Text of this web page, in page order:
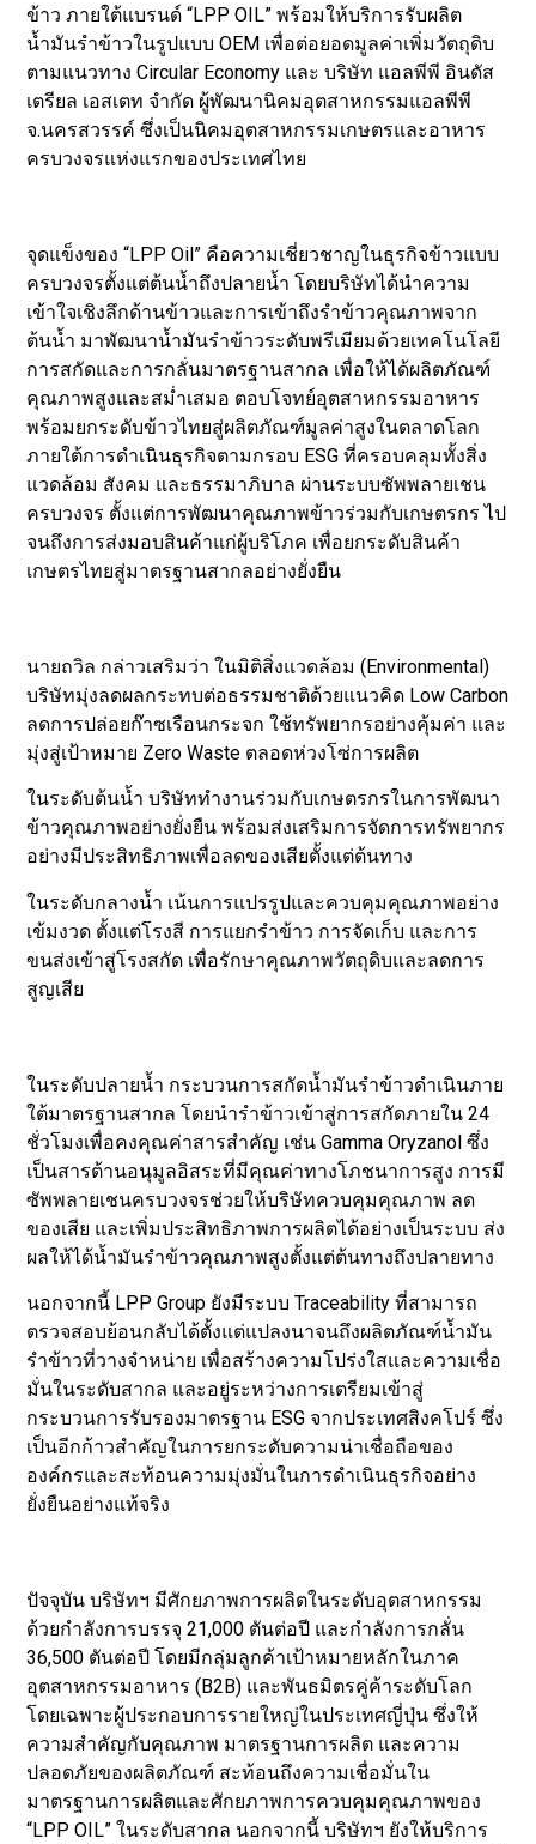
ข้าว ภายใต้แบรนด์ “LPP OIL” พร้อมให้บริการรับผลิต
น้ำมันรำข้าวในรูปแบบ OEM เพื่อต่อยอดมูลค่าเพิ่มวัตถุดิบ
ตามแนวทาง Circular Economy และ บริษัท แอลพีพี อินดัส
เตรียล เอสเตท จำกัด ผู้พัฒนานิคมอุตสาหกรรมแอลพีพี
จ.นครสวรรค์ ซึ่งเป็นนิคมอุตสาหกรรมเกษตรและอาหาร
ครบวงจรแห่งแรกของประเทศไทย
จุดแข็งของ “LPP Oil” คือความเชี่ยวชาญในธุรกิจข้าวแบบ
ครบวงจรตั้งแต่ต้นน้ำถึงปลายน้ำ โดยบริษัทได้นำความ
เข้าใจเชิงลึกด้านข้าวและการเข้าถึงรำข้าวคุณภาพจาก
ต้นน้ำ มาพัฒนาน้ำมันรำข้าวระดับพรีเมียมด้วยเทคโนโลยี
การสกัดและการกลั่นมาตรฐานสากล เพื่อให้ได้ผลิตภัณฑ์
คุณภาพสูงและสม่ำเสมอ ตอบโจทย์อุตสาหกรรมอาหาร
พร้อมยกระดับข้าวไทยสู่ผลิตภัณฑ์มูลค่าสูงในตลาดโลก
ภายใต้การดำเนินธุรกิจตามกรอบ ESG ที่ครอบคลุมทั้งสิ่ง
แวดล้อม สังคม และธรรมาภิบาล ผ่านระบบซัพพลายเชน
ครบวงจร ตั้งแต่การพัฒนาคุณภาพข้าวร่วมกับเกษตรกร ไป
จนถึงการส่งมอบสินค้าแก่ผู้บริโภค เพื่อยกระดับสินค้า
เกษตรไทยสู่มาตรฐานสากลอย่างยั่งยืน
นายถวิล กล่าวเสริมว่า ในมิติสิ่งแวดล้อม (Environmental)
บริษัทมุ่งลดผลกระทบต่อธรรมชาติด้วยแนวคิด Low Carbon
ลดการปล่อยก๊าซเรือนกระจก ใช้ทรัพยากรอย่างคุ้มค่า และ
มุ่งสู่เป้าหมาย Zero Waste ตลอดห่วงโซ่การผลิต
ในระดับต้นน้ำ บริษัททำงานร่วมกับเกษตรกรในการพัฒนา
ข้าวคุณภาพอย่างยั่งยืน พร้อมส่งเสริมการจัดการทรัพยากร
อย่างมีประสิทธิภาพเพื่อลดของเสียตั้งแต่ต้นทาง
ในระดับกลางน้ำ เน้นการแปรรูปและควบคุมคุณภาพอย่าง
เข้มงวด ตั้งแต่โรงสี การแยกรำข้าว การจัดเก็บ และการ
ขนส่งเข้าสู่โรงสกัด เพื่อรักษาคุณภาพวัตถุดิบและลดการ
สูญเสีย
ในระดับปลายน้ำ กระบวนการสกัดน้ำมันรำข้าวดำเนินภาย
ใต้มาตรฐานสากล โดยนำรำข้าวเข้าสู่การสกัดภายใน 24
ชั่วโมงเพื่อคงคุณค่าสารสำคัญ เช่น Gamma Oryzanol ซึ่ง
เป็นสารต้านอนุมูลอิสระที่มีคุณค่าทางโภชนาการสูง การมี
ซัพพลายเชนครบวงจรช่วยให้บริษัทควบคุมคุณภาพ ลด
ของเสีย และเพิ่มประสิทธิภาพการผลิตได้อย่างเป็นระบบ ส่ง
ผลให้ได้น้ำมันรำข้าวคุณภาพสูงตั้งแต่ต้นทางถึงปลายทาง
นอกจากนี้ LPP Group ยังมีระบบ Traceability ที่สามารถ
ตรวจสอบย้อนกลับได้ตั้งแต่แปลงนาจนถึงผลิตภัณฑ์น้ำมัน
รำข้าวที่วางจำหน่าย เพื่อสร้างความโปร่งใสและความเชื่อ
มั่นในระดับสากล และอยู่ระหว่างการเตรียมเข้าสู่
กระบวนการรับรองมาตรฐาน ESG จากประเทศสิงคโปร์ ซึ่ง
เป็นอีกก้าวสำคัญในการยกระดับความน่าเชื่อถือของ
องค์กรและสะท้อนความมุ่งมั่นในการดำเนินธุรกิจอย่าง
ยั่งยืนอย่างแท้จริง
ปัจจุบัน บริษัทฯ มีศักยภาพการผลิตในระดับอุตสาหกรรม
ด้วยกำลังการบรรจุ 21,000 ตันต่อปี และกำลังการกลั่น
36,500 ตันต่อปี โดยมีกลุ่มลูกค้าเป้าหมายหลักในภาค
อุตสาหกรรมอาหาร (B2B) และพันธมิตรคู่ค้าระดับโลก
โดยเฉพาะผู้ประกอบการรายใหญ่ในประเทศญี่ปุ่น ซึ่งให้
ความสำคัญกับคุณภาพ มาตรฐานการผลิต และความ
ปลอดภัยของผลิตภัณฑ์ สะท้อนถึงความเชื่อมั่นใน
มาตรฐานการผลิตและศักยภาพการควบคุมคุณภาพของ
“LPP OIL” ในระดับสากล นอกจากนี้ บริษัทฯ ยังให้บริการ